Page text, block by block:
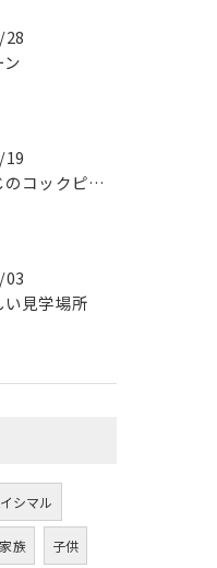
28
19
こんな感じのコックピットはたまらないです
03
見学場所
シマル
家族 子供